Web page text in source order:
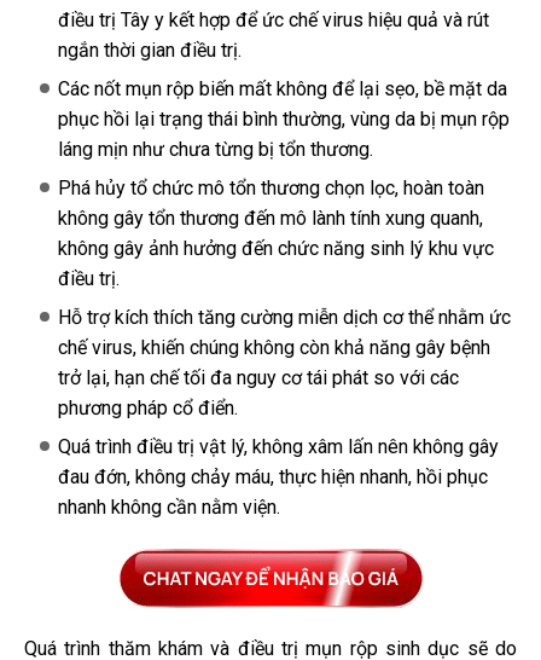
điều trị Tây y kết hợp để ức chế virus hiệu quả và rút
ngắn thời gian điều trị.
Các nốt mụn rộp biến mất không để lại sẹo, bề mặt da
phục hồi lại trạng thái bình thường, vùng da bị mụn rộp
láng mịn như chưa từng bị tổn thương.
Phá hủy tổ chức mô tổn thương chọn lọc, hoàn toàn
không gây tổn thương đến mô lành tính xung quanh,
không gây ảnh hưởng đến chức năng sinh lý khu vực
điều trị.
Hỗ trợ kích thích tăng cường miễn dịch cơ thể nhằm ức
chế virus, khiến chúng không còn khả năng gây bệnh
trở lại, hạn chế tối đa nguy cơ tái phát so với các
phương pháp cổ điển.
Quá trình điều trị vật lý, không xâm lấn nên không gây
đau đớn, không chảy máu, thực hiện nhanh, hồi phục
nhanh không cần nằm viện.
Quá trình thăm khám và điều trị mụn rộp sinh dục sẽ do